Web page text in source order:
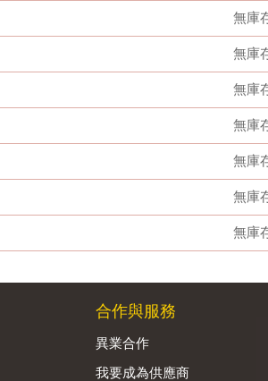
無庫
無庫
無庫
無庫
無庫
無庫
無庫
合作與服務
異業合作
我要成為供應商